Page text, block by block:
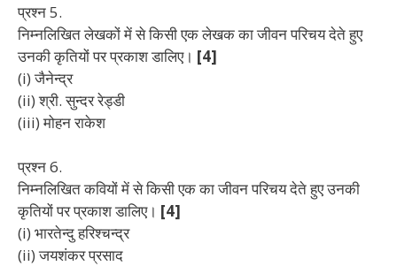
प्रश्न 5.
निम्नलिखित लेखकों में से किसी एक लेखक का जीवनपरिचय देते हुए
उनकी कृतियों पर प्रकाश डालिए। [4]
(i) जैनेन्द्र
(ii) श्री. सुन्दर रेड्डी
(iii) मोहन राकेश
प्रश्न 6.
निम्नलिखित कवियों में से किसी एक का जीवन परिचय देते हुए उनकी
कृतियों पर प्रकाश डालिए। [4]
(i) भारतेन्दु हरिश्चन्द्र
(ii) जयशंकर प्रसाद